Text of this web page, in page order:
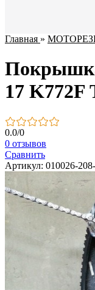
Главная »
17 K772F
0.0/0
0 отзывов
Сравнить
Артикул: 010026-